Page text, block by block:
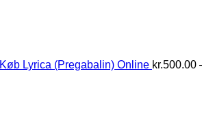
Køb Lyrica (Pregabalin) Online kr.500.00